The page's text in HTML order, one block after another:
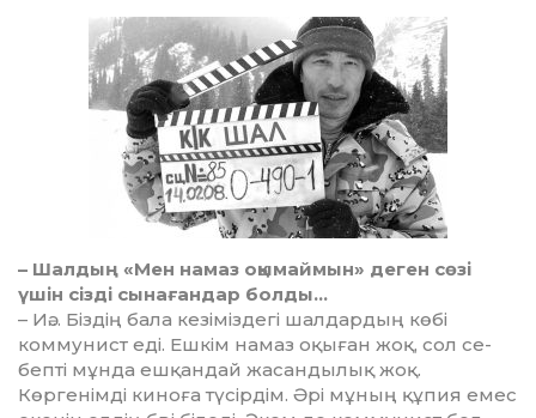
– Шалдың «Мен намаз оқымай­мын» деген сөзі
үшін сізді сынағандар болды…
– Иә… Біздің бала кезі­міз­дегі шал­дардың көбі
коммунист еді. Еш­кім намаз оқыған жоқ, сол се­
бепті мұнда ешқандай жасандылық жоқ.
Көргенімді киноға түсірдім. Әрі мұның құпия емес